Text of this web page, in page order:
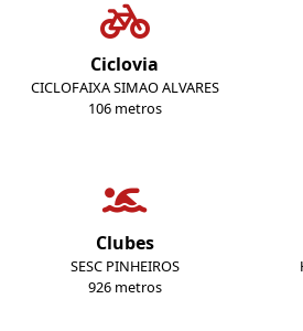
Ciclovia
CICLOFAIXA SIMAO ALVARES
106 metros
Clubes
SESC PINHEIROS
926 metros